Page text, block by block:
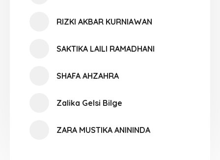
RIZKI AKBAR KURNIAWAN
SAKTIKA LAILI RAMADHANI
SHAFA AHZAHRA
Zalika Gelsi Bilge
ZARA MUSTIKA ANININDA